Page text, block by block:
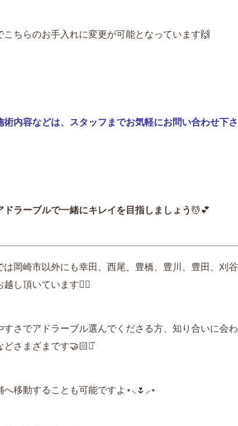
ちらのお手入れに変更が可能となっています🙌
内容などは、スタッフまでお気軽にお問い合わせ下
ラーブルで一緒にキレイを目指しましょう 💆💕
岡崎市以外にも幸田、西尾、豊橋、豊川、豊田、刈
し頂いています🙆‍♀️
さでアドラーブル選んでくださる方、知り合いに会
どさまざまです🤝🏻‪⋆͛
移動することも可能ですよ⋆⸜🌷⸝‍⋆